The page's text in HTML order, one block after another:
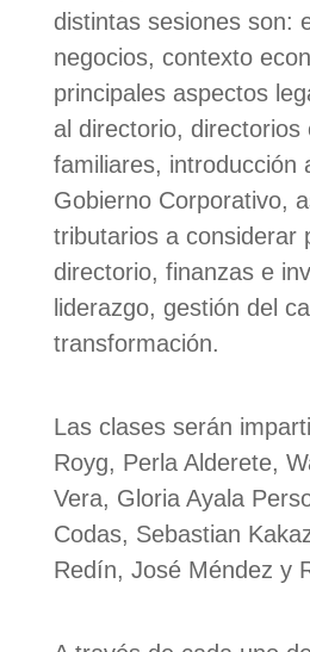
distintas sesiones son:
negocios, contexto
principales aspectos
al directorio, directorios
familiares, introducción
Gobierno Corporativo,
tributarios a considerar
directorio, finanzas e
liderazgo, gestión del
transformación.
Las clases serán
Royg, Perla Alderete,
Vera, Gloria Ayala
Codas, Sebastian
Redín, José Méndez y